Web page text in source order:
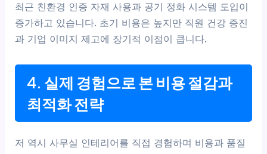
최근 친환경 인증 자재 사용과 공기 정화 시스템 도입이
증가하고 있습니다. 초기 비용은 높지만 직원 건강 증진
과 기업 이미지 제고에 장기적 이점이 큽니다.
4. 실제 경험으로 본 비용 절감과
최적화 전략
저 역시 사무실 인테리어를 직접 경험하며 비용과 품질